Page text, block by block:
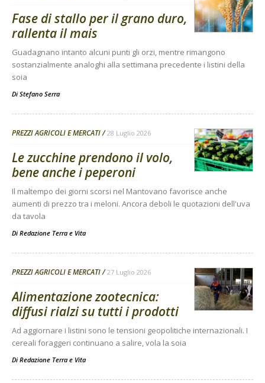
Fase di stallo per il grano duro,
rallenta il mais
Guadagnano intanto alcuni punti gli orzi, mentre rimangono
sostanzialmente analoghi alla settimana precedente i listini della
soia
Di Stefano Serra
PREZZI AGRICOLI E MERCATI 28 Luglio 2026
Le zucchine prendono il volo,
bene anche i peperoni
Il maltempo dei giorni scorsi nel Mantovano favorisce anche
aumenti di prezzo tra i meloni. Ancora deboli le quotazioni dell'uva
da tavola
Di Redazione Terra e Vita
PREZZI AGRICOLI E MERCATI 27 Luglio 2026
Alimentazione zootecnica:
diffusi rialzi su tutti i prodotti
Ad aggiornare i listini sono le tensioni geopolitiche internazionali. I
cereali foraggeri continuano a salire, vola la soia
Di Redazione Terra e Vita